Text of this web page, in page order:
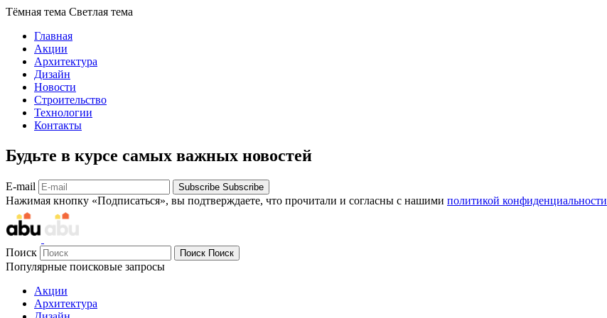
Тёмная тема Светлая тема
Главная
Акции
Архитектура
Дизайн
Новости
Строительство
Технологии
Контакты
Будьте в курсе самых важных новостей
E-mail Subscribe Subscribe
Нажимая кнопку «Подписаться», вы подтверждаете, что прочитали и согласны с нашими политикой конфиденциальности
Поиск Поиск Поиск
Популярные поисковые запросы
Акции
Архитектура